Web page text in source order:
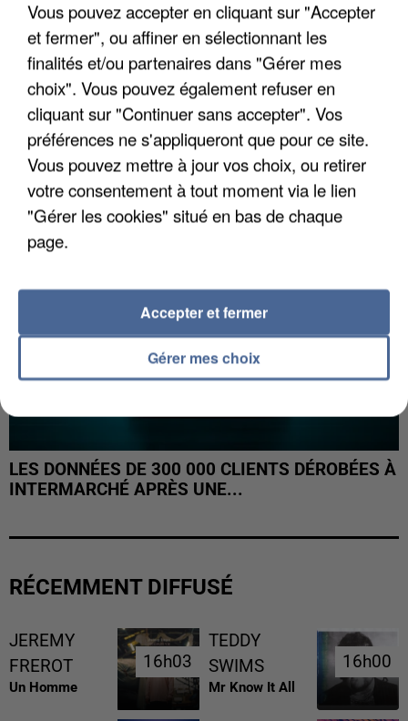
UNE TOURISTE DE L’OISE EMPORTÉE PAR UNE
COULÉE DE BOUE EN HAUTE-SAVOIE
LES DONNÉES DE 300 000 CLIENTS DÉROBÉES À
INTERMARCHÉ APRÈS UNE...
RÉCEMMENT DIFFUSÉ
JEREMY
FREROT
Un Homme
16h03
16h03
TEDDY
SWIMS
Mr Know It All
16h00
16h00
Vous pouvez accepter en cliquant sur "Accepter
et fermer", ou affiner en sélectionnant les
finalités et/ou partenaires dans "Gérer mes
choix". Vous pouvez également refuser en
cliquant sur "Continuer sans accepter". Vos
préférences ne s'appliqueront que pour ce site.
Vous pouvez mettre à jour vos choix, ou retirer
votre consentement à tout moment via le lien
"Gérer les cookies" situé en bas de chaque
page.
Gérer mes choix
Accepter et fermer